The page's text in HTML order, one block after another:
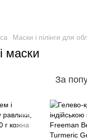
Маски і пілінги для
маски
За